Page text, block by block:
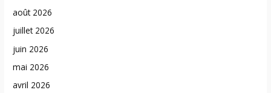
août 2026
juillet 2026
juin 2026
mai 2026
avril 2026